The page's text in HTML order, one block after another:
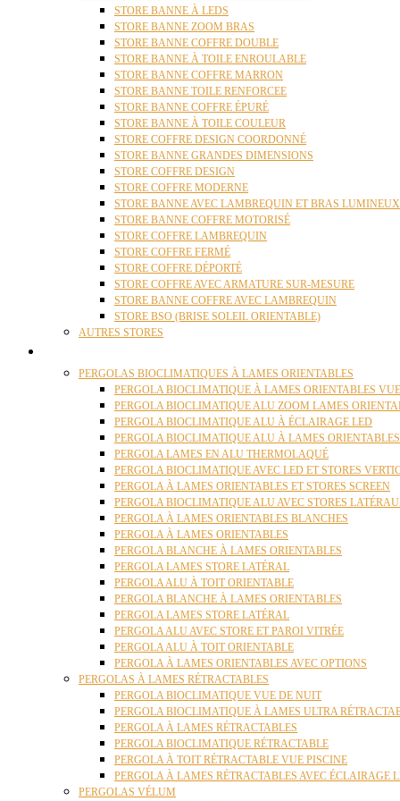
STORE BANNE À LEDS
STORE BANNE ZOOM BRAS
STORE BANNE COFFRE DOUBLE
STORE BANNE À TOILE ENROULABLE
STORE BANNE COFFRE MARRON
STORE BANNE TOILE RENFORCEE
STORE BANNE COFFRE ÉPURÉ
STORE BANNE À TOILE COULEUR
STORE COFFRE DESIGN COORDONNÉ
STORE BANNE GRANDES DIMENSIONS
STORE COFFRE DESIGN
STORE COFFRE MODERNE
STORE BANNE AVEC LAMBREQUIN ET BRAS LUMINEUX
STORE BANNE COFFRE MOTORISÉ
STORE COFFRE LAMBREQUIN
STORE COFFRE FERMÉ
STORE COFFRE DÉPORTÉ
STORE COFFRE AVEC ARMATURE SUR-MESURE
STORE BANNE COFFRE AVEC LAMBREQUIN
STORE BSO (BRISE SOLEIL ORIENTABLE)
AUTRES STORES
PERGOLAS BIOCLIMATIQUES À LAMES ORIENTABLES
PERGOLA BIOCLIMATIQUE À LAMES ORIENTABLES
PERGOLA BIOCLIMATIQUE ALU ZOOM LAMES
PERGOLA BIOCLIMATIQUE ALU À ÉCLAIRAGE LED
PERGOLA BIOCLIMATIQUE ALU À LAMES
PERGOLA LAMES EN ALU THERMOLAQUÉ
PERGOLA BIOCLIMATIQUE AVEC LED ET STORES
PERGOLA À LAMES ORIENTABLES ET STORES SCREEN
PERGOLA BIOCLIMATIQUE ALU AVEC STORES
PERGOLA À LAMES ORIENTABLES BLANCHES
PERGOLA À LAMES ORIENTABLES
PERGOLA BLANCHE À LAMES ORIENTABLES
PERGOLA LAMES STORE LATÉRAL
PERGOLA ALU À TOIT ORIENTABLE
PERGOLA BLANCHE À LAMES ORIENTABLES
PERGOLA LAMES STORE LATÉRAL
PERGOLA ALU AVEC STORE ET PAROI VITRÉE
PERGOLA ALU À TOIT ORIENTABLE
PERGOLA À LAMES ORIENTABLES AVEC OPTIONS
PERGOLAS À LAMES RÉTRACTABLES
PERGOLA BIOCLIMATIQUE VUE DE NUIT
PERGOLA BIOCLIMATIQUE À LAMES ULTRA
PERGOLA À LAMES RÉTRACTABLES
PERGOLA BIOCLIMATIQUE RÉTRACTABLE
PERGOLA À TOIT RÉTRACTABLE VUE PISCINE
PERGOLA À LAMES RÉTRACTABLES AVEC ÉCLAIRAGE
PERGOLAS VÉLUM